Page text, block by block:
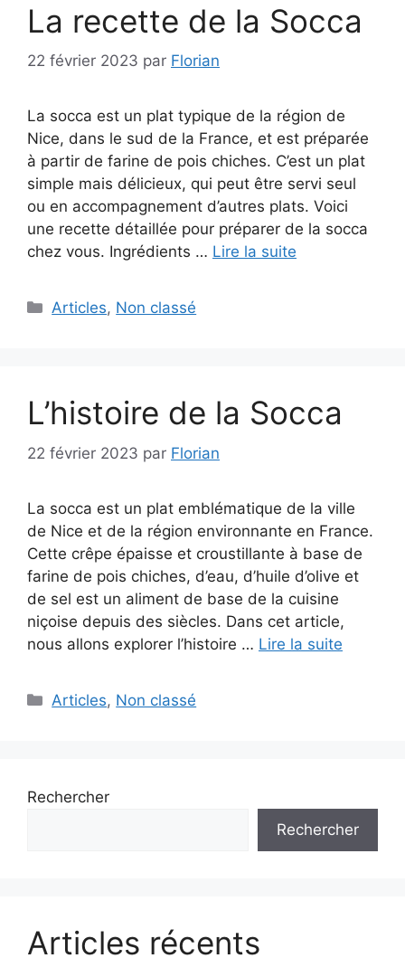
La recette de la Socca
22 février 2023 par Florian
La socca est un plat typique de la région de
Nice, dans le sud de la France, et est préparée
à partir de farine de pois chiches. C’est un plat
simple mais délicieux, qui peut être servi seul
ou en accompagnement d’autres plats. Voici
une recette détaillée pour préparer de la socca
chez vous. Ingrédients … Lire la suite
Catégories
Articles, Non classé
L’histoire de la Socca
22 février 2023 par Florian
La socca est un plat emblématique de la ville
de Nice et de la région environnante en France.
Cette crêpe épaisse et croustillante à base de
farine de pois chiches, d’eau, d’huile d’olive et
de sel est un aliment de base de la cuisine
niçoise depuis des siècles. Dans cet article,
nous allons explorer l’histoire … Lire la suite
Catégories
Articles, Non classé
Rechercher
Rechercher
Articles récents